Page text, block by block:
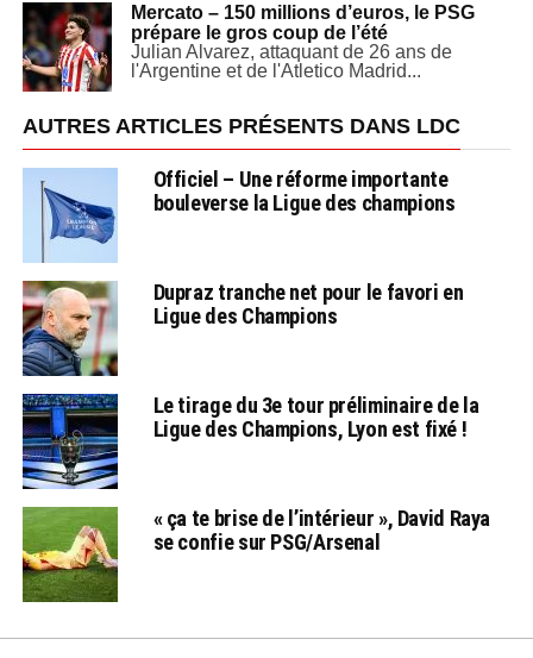
Mercato – 150 millions d’euros, le PSG
prépare le gros coup de l’été
Julian Alvarez, attaquant de 26 ans de
l'Argentine et de l'Atletico Madrid...
AUTRES ARTICLES PRÉSENTS DANS LDC
Officiel – Une réforme importante
bouleverse la Ligue des champions
Dupraz tranche net pour le favori en
Ligue des Champions
Le tirage du 3e tour préliminaire de la
Ligue des Champions, Lyon est fixé !
« ça te brise de l’intérieur », David Raya
se confie sur PSG/Arsenal